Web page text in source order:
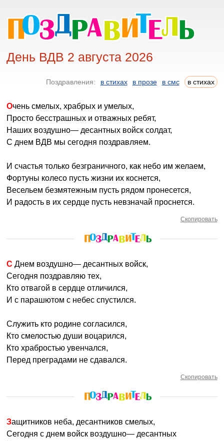
День ВДВ 2 августа 2026
Поздравления: в стихах в прозе в смс в стихах
Очень смелых, храбрых и умелых,
Просто бесстрашных и отважных ребят,
Наших воздушно— десантных войск солдат,
С днем ВДВ мы сегодня поздравляем.
И счастья только безграничного, как небо им желаем,
Фортуны колесо пусть жизни их коснется,
Весельем безмятежным пусть рядом пронесется,
И радость в их сердце пусть невзначай проснется.
Скопировать
С Днем воздушно— десантных войск,
Сегодня поздравляю тех,
Кто отвагой в сердце отличился,
И с парашютом с небес спустился.
Служить кто родине согласился,
Кто смелостью души воцарился,
Кто храбростью увенчался,
Перед преградами не сдавался.
Скопировать
Защитников неба, десантников смелых,
Сегодня с днем войск воздушно— десантных